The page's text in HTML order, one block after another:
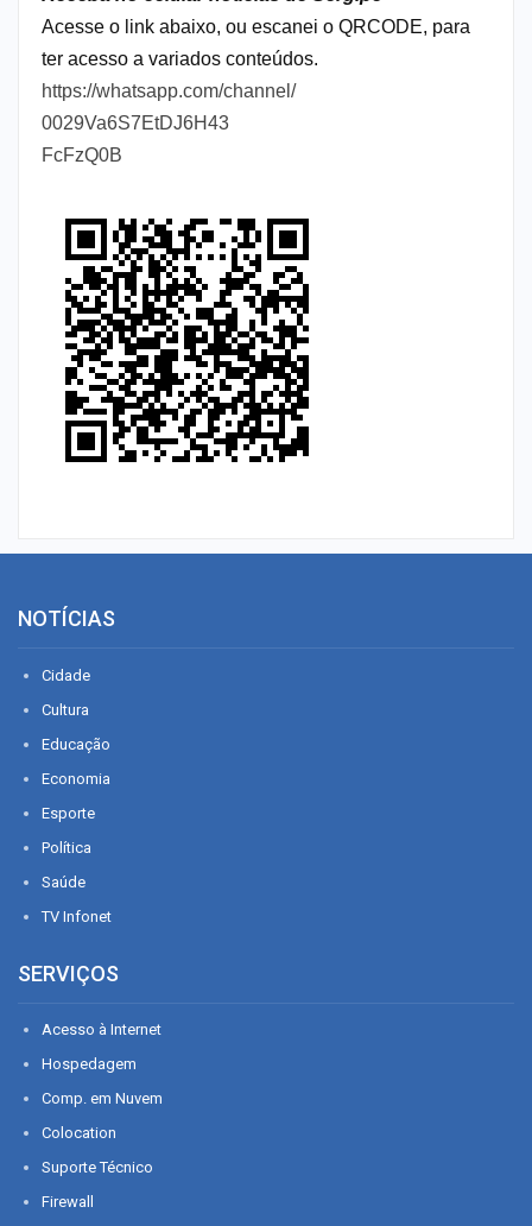
Acesse o link abaixo, ou escanei o QRCODE, para
ter acesso a variados conteúdos.
https://whatsapp.com/channel/
0029Va6S7EtDJ6H43
FcFzQ0B
NOTÍCIAS
Cidade
Cultura
Educação
Economia
Esporte
Política
Saúde
TV Infonet
SERVIÇOS
Acesso à Internet
Hospedagem
Comp. em Nuvem
Colocation
Suporte Técnico
Firewall